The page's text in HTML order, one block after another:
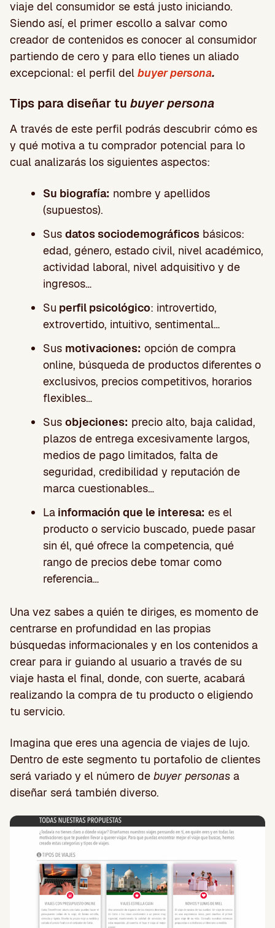
viaje del consumidor se está justo iniciando.
Siendo así, el primer escollo a salvar como
creador de contenidos es conocer al consumidor
partiendo de cero y para ello tienes un aliado
excepcional: el perfil del buyer persona.
Tips para diseñar tu buyer persona
A través de este perfil podrás descubrir cómo es
y qué motiva a tu comprador potencial para lo
cual analizarás los siguientes aspectos:
Su biografía: nombre y apellidos
(supuestos).
Sus datos sociodemográficos básicos:
edad, género, estado civil, nivel académico,
actividad laboral, nivel adquisitivo y de
ingresos…
Su perfil psicológico: introvertido,
extrovertido, intuitivo, sentimental…
Sus motivaciones: opción de compra
online, búsqueda de productos diferentes o
exclusivos, precios competitivos, horarios
flexibles…
Sus objeciones: precio alto, baja calidad,
plazos de entrega excesivamente largos,
medios de pago limitados, falta de
seguridad, credibilidad y reputación de
marca cuestionables…
La información que le interesa: es el
producto o servicio buscado, puede pasar
sin él, qué ofrece la competencia, qué
rango de precios debe tomar como
referencia…
Una vez sabes a quién te diriges, es momento de
centrarse en profundidad en las propias
búsquedas informacionales y en los contenidos a
crear para ir guiando al usuario a través de su
viaje hasta el final, donde, con suerte, acabará
realizando la compra de tu producto o eligiendo
tu servicio.
Imagina que eres una agencia de viajes de lujo.
Dentro de este segmento tu portafolio de clientes
será variado y el número de buyer personas a
diseñar será también diverso.